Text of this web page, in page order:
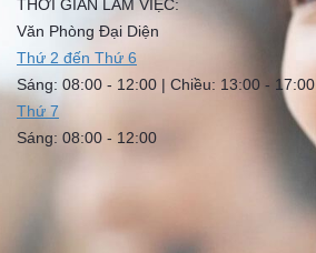
THỜI GIAN LÀM VIỆC:
Văn Phòng Đại Diện
Thứ 2 đến Thứ 6
Sáng: 08:00 - 12:00 | Chiều: 13:00 - 17:00
Thứ 7
Sáng: 08:00 - 12:00